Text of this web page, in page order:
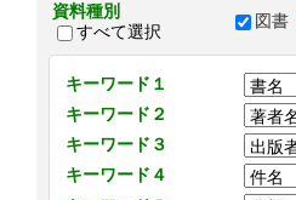
資料種別
すべて選択
図書
キーワード１
キーワード２
キーワード３
キーワード４